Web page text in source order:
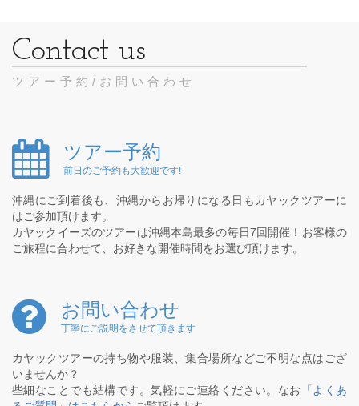
ツアー予約/お問い合わせ
ツアー予約
前日のご予約も大歓迎です!
沖縄にご到着後も、沖縄からお帰りになる日もカヤックツアーに
はご参加頂けます。
カヤックイーズのツアーは沖縄本島最多の毎日7回開催！お客様の
ご旅程に合わせて、お好きな開催時間をお選び頂けます。
お問い合わせ
丁寧にご説明をさせて頂きます
カヤックツアーの持ち物や服装、集合場所などご不明な点はござ
いませんか？
些細なことでも結構です。気軽にご連絡ください。なお
「よくあ